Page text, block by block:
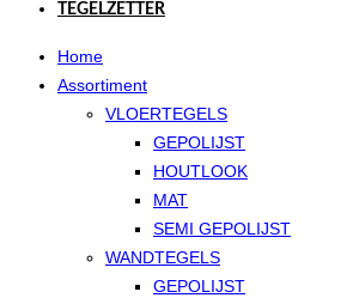
TEGELZETTER
Home
Assortiment
VLOERTEGELS
GEPOLIJST
HOUTLOOK
MAT
SEMI GEPOLIJST
WANDTEGELS
GEPOLIJST